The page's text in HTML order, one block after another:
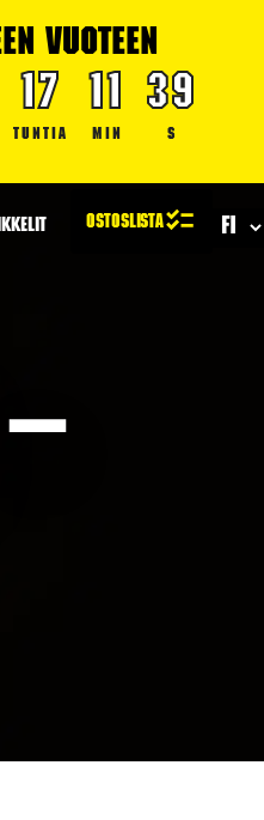
VUOTEEN
17
TUNTIA
11
MIN
39
S